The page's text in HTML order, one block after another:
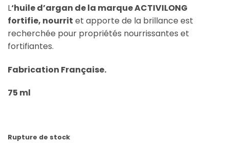
L‘huile d’argan de la marque ACTIVILONG
fortifie, nourrit et apporte de la brillance est
recherchée pour propriétés nourrissantes et
fortifiantes.
Fabrication Française.
75 ml
Rupture de stock